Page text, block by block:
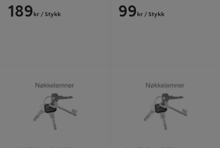
189 kr / Stykk 99 kr / Stykk